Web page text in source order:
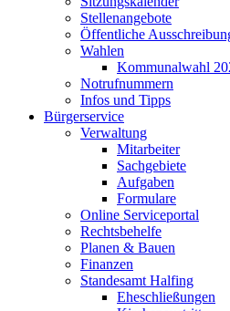
Stellenangebote
Öffentliche
Wahlen
Kommunalwahl
Notrufnummern
Infos und Tipps
Bürgerservice
Verwaltung
Mitarbeiter
Sachgebiete
Aufgaben
Formulare
Online Serviceportal
Rechtsbehelfe
Planen & Bauen
Finanzen
Standesamt Halfing
Eheschließungen